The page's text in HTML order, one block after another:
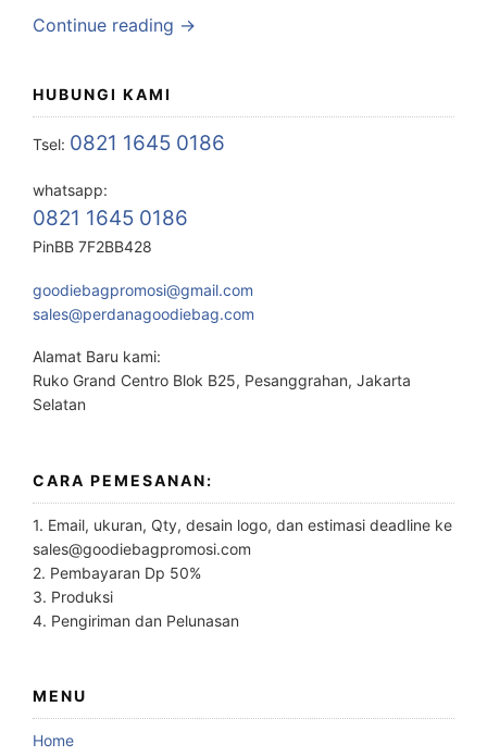
Continue reading →
HUBUNGI KAMI
Tsel: 0821 1645 0186
whatsapp:
0821 1645 0186
PinBB 7F2BB428
goodiebagpromosi@gmail.com
sales@perdanagoodiebag.com
Alamat Baru kami:
Ruko Grand Centro Blok B25, Pesanggrahan, Jakarta
Selatan
CARA PEMESANAN:
1. Email, ukuran, Qty, desain logo, dan estimasi deadline ke
sales@goodiebagpromosi.com
2. Pembayaran Dp 50%
3. Produksi
4. Pengiriman dan Pelunasan
MENU
Home